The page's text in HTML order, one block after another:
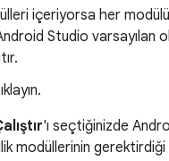
içeriyorsa her
Studio varsayılan
'ı seçtiğinizde
modüllerinin gerektirdiği